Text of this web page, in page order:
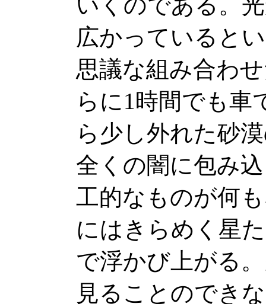
広かっていると
思議な組み合わ
らに1時間でも車
ら少し外れた砂
全くの闇に包み
工的なものが何
にはきらめく星
で浮かび上がる
見ることのでき